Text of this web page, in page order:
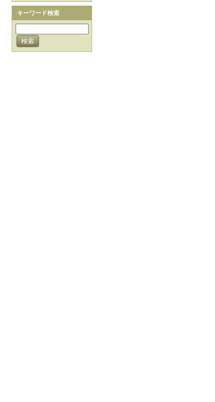
キーワード検索